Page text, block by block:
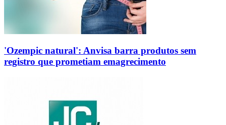
'Ozempic natural': Anvisa barra produtos sem
registro que prometiam emagrecimento